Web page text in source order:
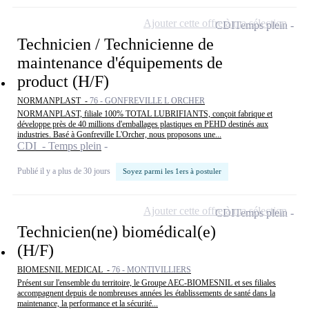
Technicien / Technicienne de
maintenance d'équipements de
product (H/F)
NORMANPLAST - 76 - GONFREVILLE L ORCHER
NORMANPLAST, filiale 100% TOTAL LUBRIFIANTS, conçoit fabrique et
développe près de 40 millions d'emballages plastiques en PEHD destinés aux
industries. Basé à Gonfreville L'Orcher, nous proposons une...
CDI - Temps plein
Publié il y a plus de 30 jours Soyez parmi les 1ers à postuler
CDITemps plein
Ajouter cette offre à ma sélection
Technicien(ne) biomédical(e)
(H/F)
BIOMESNIL MEDICAL - 76 - MONTIVILLIERS
Présent sur l'ensemble du territoire, le Groupe AEC-BIOMESNIL et ses filiales
accompagnent depuis de nombreuses années les établissements de santé dans la
maintenance, la performance et la sécurité...
CDITemps plein
Ajouter cette offre à ma sélection